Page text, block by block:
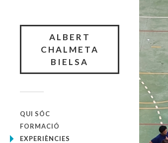
ALBERT
CHALMETA
BIELSA
QUI SÓC
FORMACIÓ
EXPERIÈNCIES